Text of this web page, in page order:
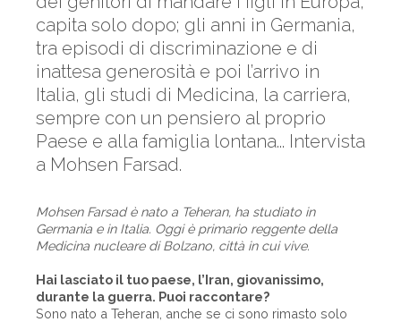
capita solo dopo; gli anni in Germania,
tra episodi di discriminazione e di
inattesa generosità e poi l’arrivo in
Italia, gli studi di Medicina, ­la carriera,
sempre con un pensiero al proprio
Paese e alla famiglia lontana... Intervista
a Mohsen Farsad.
Mohsen Farsad è nato a Teheran, ha studiato in
Germania e in Italia. Oggi è primario reggente della
Medicina nucleare di Bolzano, città in cui vive.
Hai lasciato il tuo paese, l’Iran, giovanissimo,
durante la guerra. Puoi raccontare?
Sono nato a Teheran, anche se ci sono rimasto solo